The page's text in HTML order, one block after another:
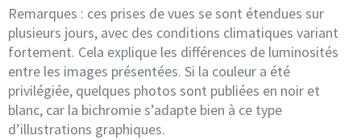
Remarques : ces prises de vues se sont étendues sur
plusieurs jours, avec des conditions climatiques variant
fortement. Cela explique les différences de luminosités
entre les images présentées. Si la couleur a été
privilégiée, quelques photos sont publiées en noir et
blanc, car la bichromie s’adapte bien à ce type
d’illustrations graphiques.